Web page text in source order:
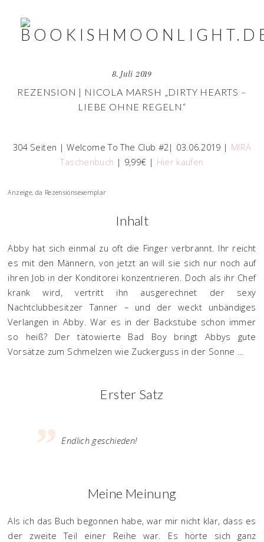
8. Juli 2019
REZENSION | NICOLA MARSH „DIRTY HEARTS –
LIEBE OHNE REGELN“
304 Seiten | Welcome To The Club #2| 03.06.2019 | MIRA
Taschenbuch | 9,99€ | Hier kaufen
Anzeige, da Rezensionsexemplar
Inhalt
Abby hat sich einmal zu oft die Finger verbrannt. Ihr reicht
es mit den Männern, von jetzt an will sie sich nur noch auf
ihren Job in der Konditorei konzentrieren. Doch als ihr Chef
krank wird, vertritt ihn ausgerechnet der sexy
Nachtclubbesitzer Tanner – und der weckt unbändiges
Verlangen in Abby. War es in der Backstube schon immer
so heiß? Der tätowierte Bad Boy bringt Abbys gute
Vorsätze zum Schmelzen wie Zuckerguss in der Sonne …
Erster Satz
Endlich geschieden!
Meine Meinung
Als ich das Buch begonnen habe, war mir nicht klar, dass es
der zweite Teil einer Reihe war. Es hörte sich ganz